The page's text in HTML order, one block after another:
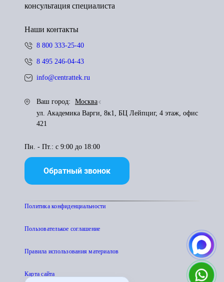
консультация специалиста
Наши контакты
8 800 333-25-40
8 495 246-04-43
info@centrattek.ru
Ваш город:
Москва
ул. Академика Варги, 8к1, БЦ Лейпциг, 4 этаж, офис
421
Пн. - Пт.: с 9:00 до 18:00
Обратный звонок
Политика конфиденциальности
Пользователькое соглашение
Правила использования материалов
Карта сайта